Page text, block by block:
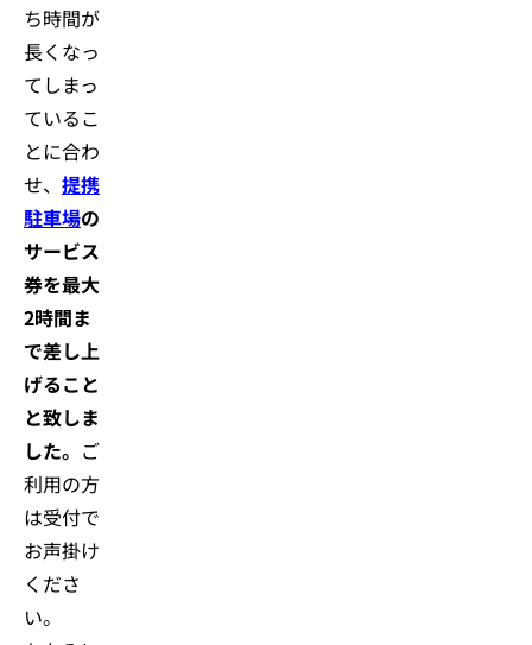
ち時間が
長くなっ
てしまっ
ているこ
とに合わ
せ、 提携
駐車場の
サービス
券を最大
2時間ま
で差し上
げること
と致しま
した。 ご
利用の方
は受付で
お声掛け
くださ
い。